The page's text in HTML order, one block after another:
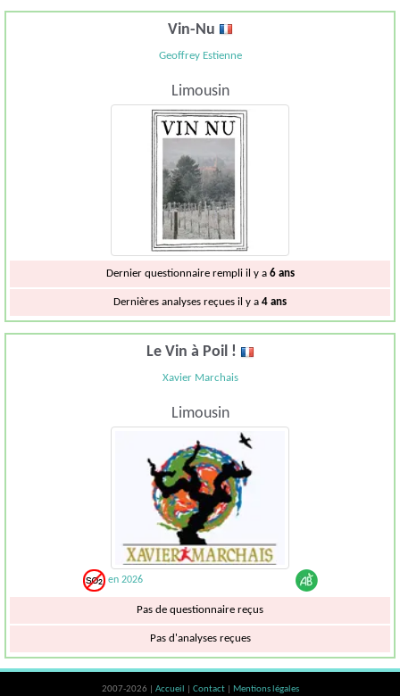
Vin-Nu
Geoffrey Estienne
Limousin
Dernier questionnaire rempli il y a 6 ans
Dernières analyses reçues il y a 4 ans
Le Vin à Poil !
Xavier Marchais
Limousin
en 2026
Pas de questionnaire reçus
Pas d'analyses reçues
2007-2026 | Accueil Contact Mentions légales